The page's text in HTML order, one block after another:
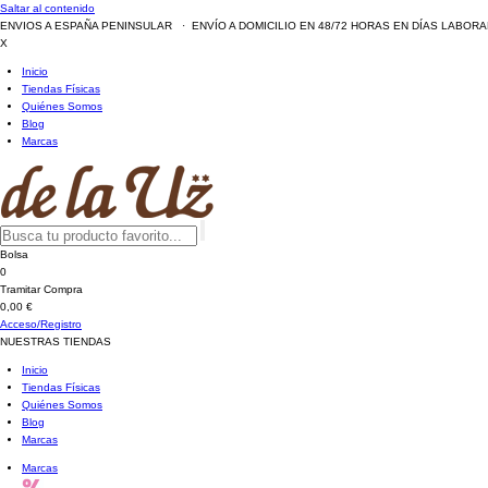
Saltar al contenido
ENVIOS A ESPAÑA PENINSULAR · ENVÍO A DOMICILIO EN 48/72 HORAS EN DÍAS
X
Inicio
Tiendas Físicas
Quiénes Somos
Blog
Marcas
Bolsa
0
Tramitar Compra
0,00 €
Acceso/Registro
NUESTRAS TIENDAS
Inicio
Tiendas Físicas
Quiénes Somos
Blog
Marcas
Marcas